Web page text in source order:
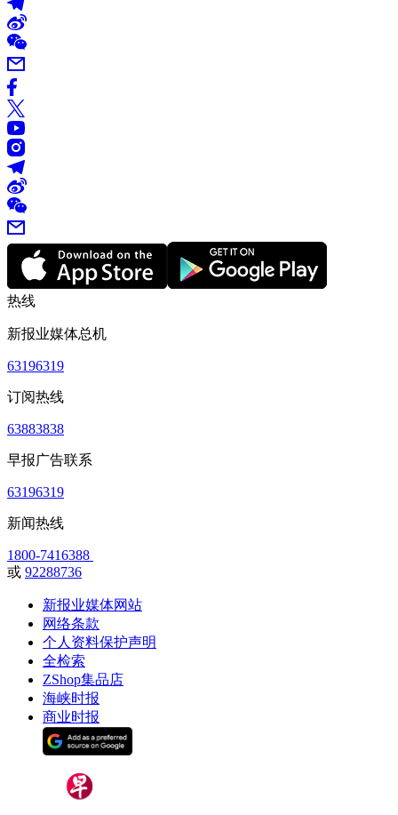
热线
新报业媒体总机
63196319
订阅热线
63883838
早报广告联系
63196319
新闻热线
1800-7416388
或 92288736
新报业媒体网站
网络条款
个人资料保护声明
全检索
ZShop集品店
海峡时报
商业时报